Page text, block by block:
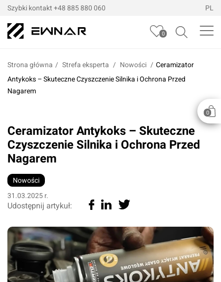
Szybki kontakt +48 885 880 060 PL
0
0
Strona główna / Strefa eksperta Nowości
Ceramizator
Antykoks – Skuteczne Czyszczenie Silnika i Ochrona Przed
Nagarem
Ceramizator Antykoks – Skuteczne
Czyszczenie Silnika i Ochrona Przed
Nagarem
Nowości
31.03.2025 r.
Udostępnij artykuł: